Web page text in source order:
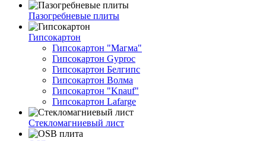
Пазогребневые плиты
Гипсокартон
Гипсокартон "Магма"
Гипсокартон Gyproc
Гипсокартон Белгипс
Гипсокартон Волма
Гипсокартон "Knauf"
Гипсокартон Lafarge
Стекломагниевый лист